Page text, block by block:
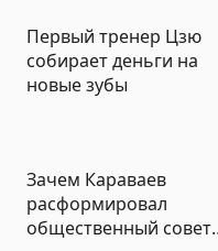
Первый тренер Цзю
собирает деньги на
новые зубы
Зачем Караваев
расформировал
общественный совет